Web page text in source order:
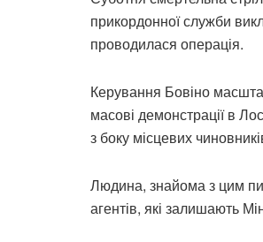
прикордонної служби
проводилася операція.
Керування Бовіно
масові демонстрації в
з боку місцевих
Людина, знайома з цим
агентів, які залишають